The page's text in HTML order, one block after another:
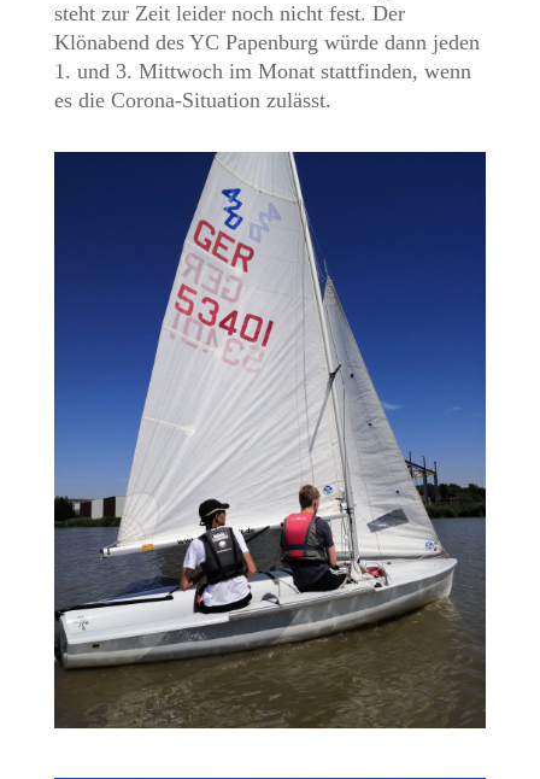
steht zur Zeit leider noch nicht fest. Der
Klönabend des YC Papenburg würde dann jeden
1. und 3. Mittwoch im Monat stattfinden, wenn
es die Corona-Situation zulässt.